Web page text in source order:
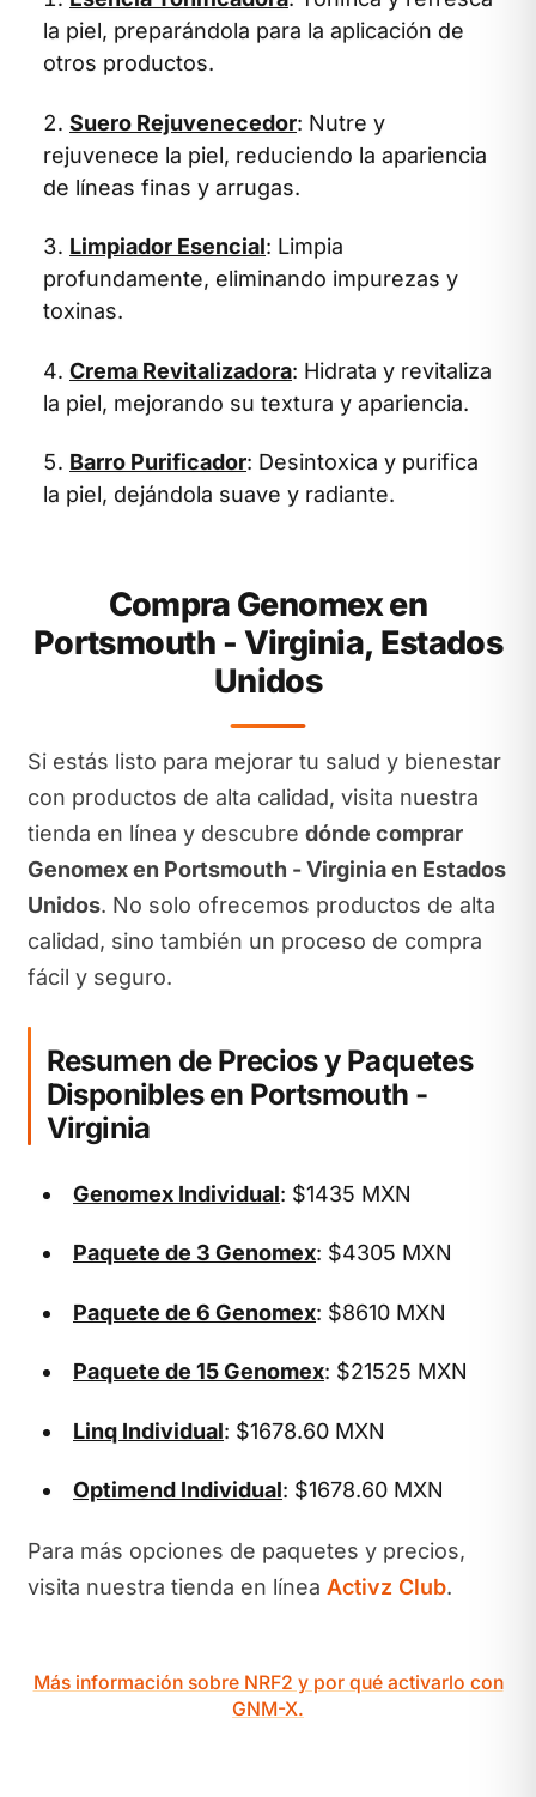
la piel, preparándola para la aplicación de
otros productos.
Suero Rejuvenecedor: Nutre y
rejuvenece la piel, reduciendo la apariencia
de líneas finas y arrugas.
Limpiador Esencial: Limpia
profundamente, eliminando impurezas y
toxinas.
Crema Revitalizadora: Hidrata y revitaliza
la piel, mejorando su textura y apariencia.
Barro Purificador: Desintoxica y purifica
la piel, dejándola suave y radiante.
Compra Genomex en
Portsmouth - Virginia, Estados
Unidos
Si estás listo para mejorar tu salud y bienestar
con productos de alta calidad, visita nuestra
tienda en línea y descubre dónde comprar
Genomex en Portsmouth - Virginia en Estados
Unidos. No solo ofrecemos productos de alta
calidad, sino también un proceso de compra
fácil y seguro.
Resumen de Precios y Paquetes
Disponibles en Portsmouth -
Virginia
Genomex Individual: $1435 MXN
Paquete de 3 Genomex: $4305 MXN
Paquete de 6 Genomex: $8610 MXN
Paquete de 15 Genomex: $21525 MXN
Linq Individual: $1678.60 MXN
Optimend Individual: $1678.60 MXN
Para más opciones de paquetes y precios,
visita nuestra tienda en línea Activz Club.
Más información sobre NRF2 y por qué activarlo con
GNM-X.